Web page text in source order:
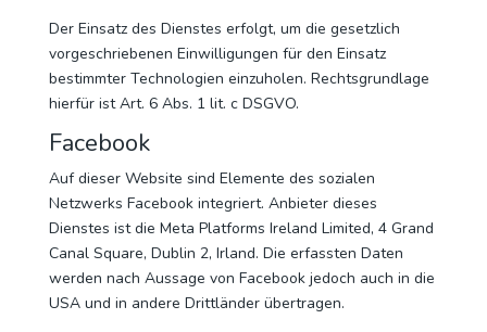
Der Einsatz des Dienstes erfolgt, um die gesetzlich
vorgeschriebenen Einwilligungen für den Einsatz
bestimmter Technologien einzuholen. Rechtsgrundlage
hierfür ist Art. 6 Abs. 1 lit. c DSGVO.
Facebook
Auf dieser Website sind Elemente des sozialen
Netzwerks Facebook integriert. Anbieter dieses
Dienstes ist die Meta Platforms Ireland Limited, 4 Grand
Canal Square, Dublin 2, Irland. Die erfassten Daten
werden nach Aussage von Facebook jedoch auch in die
USA und in andere Drittländer übertragen.